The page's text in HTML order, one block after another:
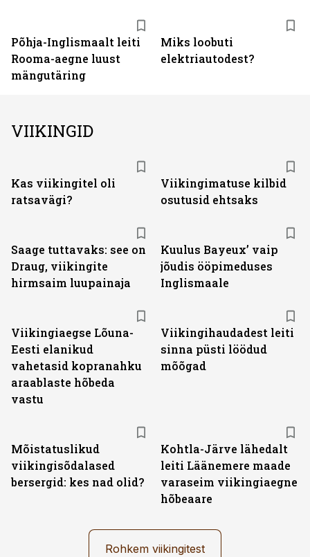
Põhja-Inglismaalt leiti
Rooma-aegne luust
mängutäring
Miks loobuti
elektriautodest?
VIIKINGID
Kas viikingitel oli
ratsavägi?
Viikingimatuse kilbid
osutusid ehtsaks
Saage tuttavaks: see on
Draug, viikingite
hirmsaim luupainaja
Kuulus Bayeux’ vaip
jõudis ööpimeduses
Inglismaale
Viikingiaegse Lõuna-
Eesti elanikud
vahetasid kopranahku
araablaste hõbeda
vastu
Viikingihaudadest leiti
sinna püsti löödud
mõõgad
Mõistatuslikud
viikingisõdalased
bersergid: kes nad olid?
Kohtla-Järve lähedalt
leiti Läänemere maade
varaseim viikingiaegne
hõbeaare
Rohkem viikingitest